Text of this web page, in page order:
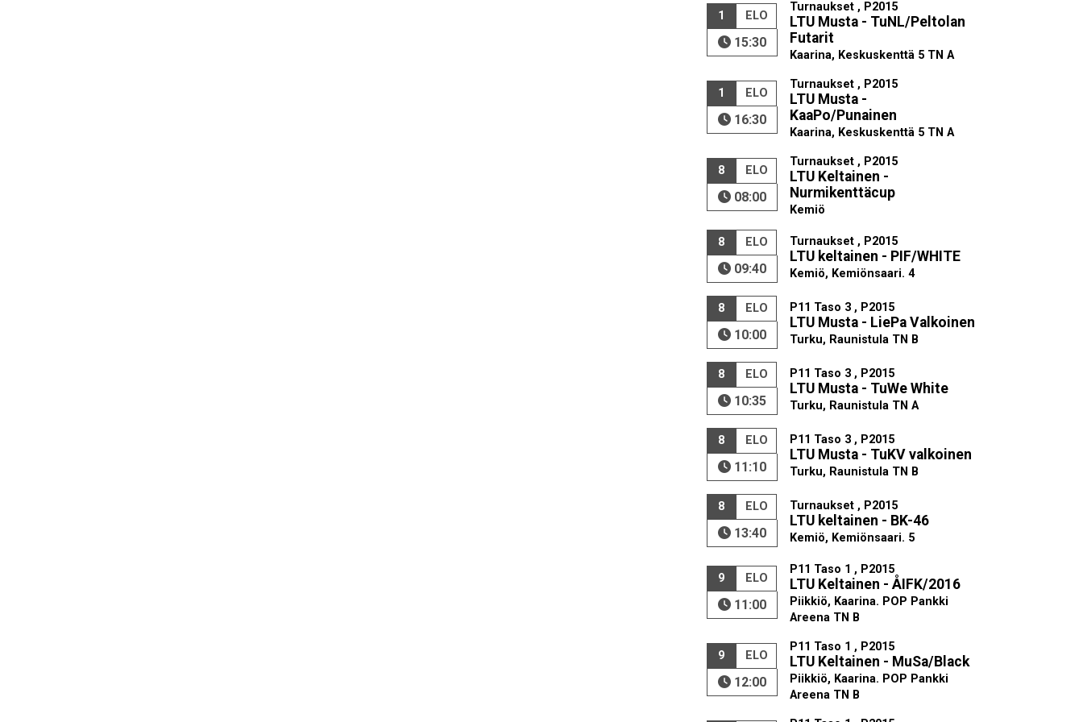
1 ELO
15:30
Turnaukset , P2015
LTU Musta - TuNL/Peltolan
Futarit
Kaarina, Keskuskenttä 5 TN A
1 ELO
16:30
Turnaukset , P2015
LTU Musta -
KaaPo/Punainen
Kaarina, Keskuskenttä 5 TN A
8 ELO
08:00
Turnaukset , P2015
LTU Keltainen -
Nurmikenttäcup
Kemiö
8 ELO
09:40
Turnaukset , P2015
LTU keltainen - PIF/WHITE
Kemiö, Kemiönsaari. 4
8 ELO
10:00
P11 Taso 3 , P2015
LTU Musta - LiePa Valkoinen
Turku, Raunistula TN B
8 ELO
10:35
P11 Taso 3 , P2015
LTU Musta - TuWe White
Turku, Raunistula TN A
8 ELO
11:10
P11 Taso 3 , P2015
LTU Musta - TuKV valkoinen
Turku, Raunistula TN B
8 ELO
13:40
Turnaukset , P2015
LTU keltainen - BK-46
Kemiö, Kemiönsaari. 5
9 ELO
11:00
P11 Taso 1 , P2015
LTU Keltainen - ÅIFK/2016
Piikkiö, Kaarina. POP Pankki
Areena TN B
9 ELO
12:00
P11 Taso 1 , P2015
LTU Keltainen - MuSa/Black
Piikkiö, Kaarina. POP Pankki
Areena TN B